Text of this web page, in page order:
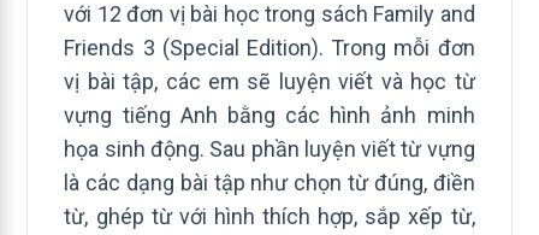
với 12 đơn vị bài học trong sách Family and
Friends 3 (Special Edition). Trong mỗi đơn
vị bài tập, các em sẽ luyện viết và học từ
vựng tiếng Anh bằng các hình ảnh minh
họa sinh động. Sau phần luyện viết từ vựng
là các dạng bài tập như chọn từ đúng, điền
từ, ghép từ với hình thích hợp, sắp xếp từ,